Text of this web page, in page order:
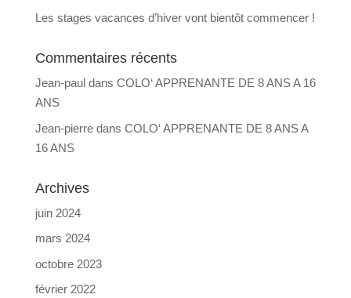
Les stages vacances d’hiver vont bientôt commencer !
Commentaires récents
Jean-pauldans COLO‘ APPRENANTE DE 8 ANS A 16
ANS
Jean-pierredans COLO‘ APPRENANTE DE 8 ANS A
16 ANS
Archives
juin 2024
mars 2024
octobre 2023
février 2022